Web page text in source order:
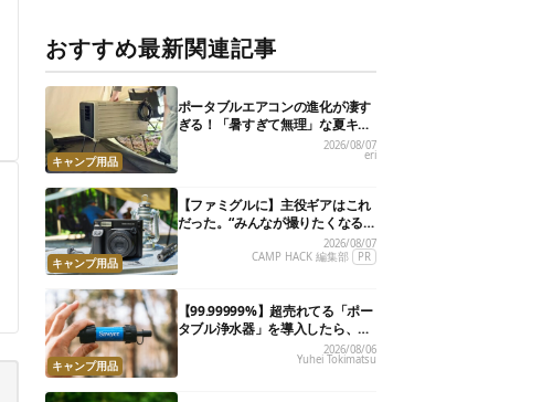
おすすめ最新関連記事
キャンプ用品
ポータブルエアコンの進化が凄す
ぎる！「暑すぎて無理」な夏キャ
ンプを激変させる最新5選2026/08/07
eri
キャンプ用品
【ファミグルに】主役ギアはこれ
だった。“みんなが撮りたくなる
カメラ”が楽しすぎる！
2026/08/07
CAMP HACK 編集部
PR
キャンプ用品
【99.99999%】超売れてる「ポー
タブル浄水器」を導入したら、防
災が明確に自分ごと化した2026/08/06
Yuhei Tokimatsu